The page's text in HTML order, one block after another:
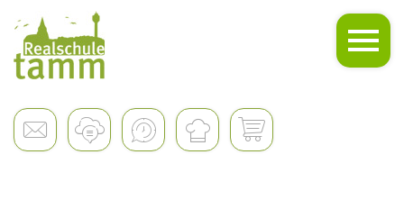
Unsere Partner